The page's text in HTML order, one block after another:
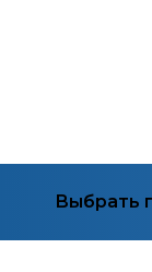
Выбрать